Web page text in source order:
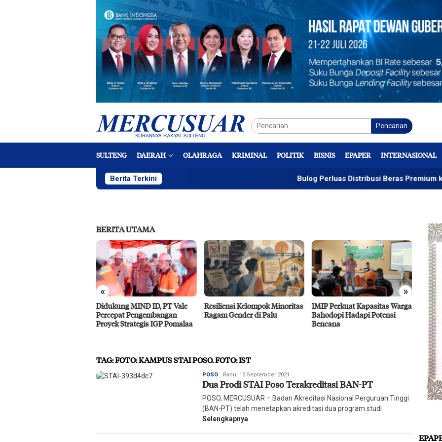
Pencarian
SULTENG DAERAH OLAHRAGA KRIMINAL POLITIK BISNIS EPAPER INTERNASIONAL
Berita Terkini Bulog Perluas Distribusi Beras Premium ke Retail
BERITA UTAMA
« »
Resiliensi Kelompok Minoritas
Ragam Gender di Palu
IMIP Perkuat Kapasitas Warga
Bahodopi Hadapi Potensi
Dubes UEA Tertarik
Berinvestasi di Sulteng Sektor
Pertanian, Energi, dan
CPO
Agro
2026
TAG:FOTO: KAMPUS STAI POSO. FOTO: IST
POSORedaksi
Harian
Mercusuar
Rabu, 15 September 2021
Dua Prodi STAI Poso Terakreditasi BAN-PT
POSO, MERCUSUAR – Badan Akreditasi Nasional Perguruan Tinggi
(BAN-PT) telah menetapkan akreditasi dua program studi
Selengkapnya